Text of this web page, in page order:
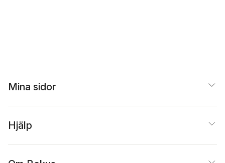
Mina sidor
Hjälp